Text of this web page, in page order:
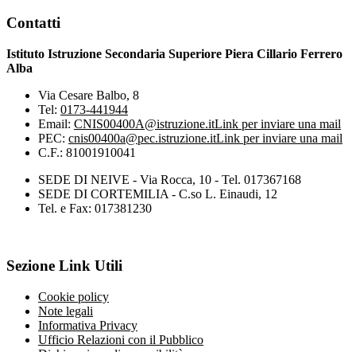
Contatti
Istituto Istruzione Secondaria Superiore Piera Cillario Ferrero
Alba
Via Cesare Balbo, 8
Tel: 0173-441944
Email: CNIS00400A@istruzione.itLink per inviare una mail
PEC: cnis00400a@pec.istruzione.itLink per inviare una mail
C.F.: 81001910041
SEDE DI NEIVE - Via Rocca, 10 - Tel. 017367168
SEDE DI CORTEMILIA - C.so L. Einaudi, 12
Tel. e Fax: 017381230
Sezione Link Utili
Cookie policy
Note legali
Informativa Privacy
Ufficio Relazioni con il Pubblico